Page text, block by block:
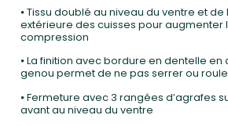
⦁ Tissu doublé au niveau du ventre et de
extérieure des cuisses pour augmenter
compression
⦁ La finition avec bordure en dentelle en
genou permet de ne pas serrer ou
⦁ Fermeture avec 3 rangées d’agrafes
avant au niveau du ventre